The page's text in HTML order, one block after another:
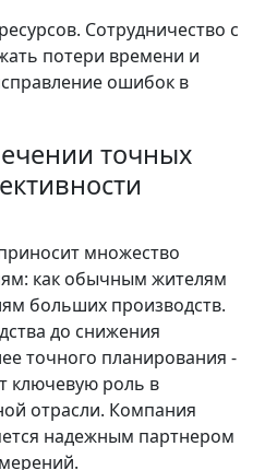
Сотрудничество с
потери времени и
ошибок в
точных
множество
как обычным жителям
больших производств.
до снижения
точного планирования -
ключевую роль в
отрасли. Компания
надежным партнером